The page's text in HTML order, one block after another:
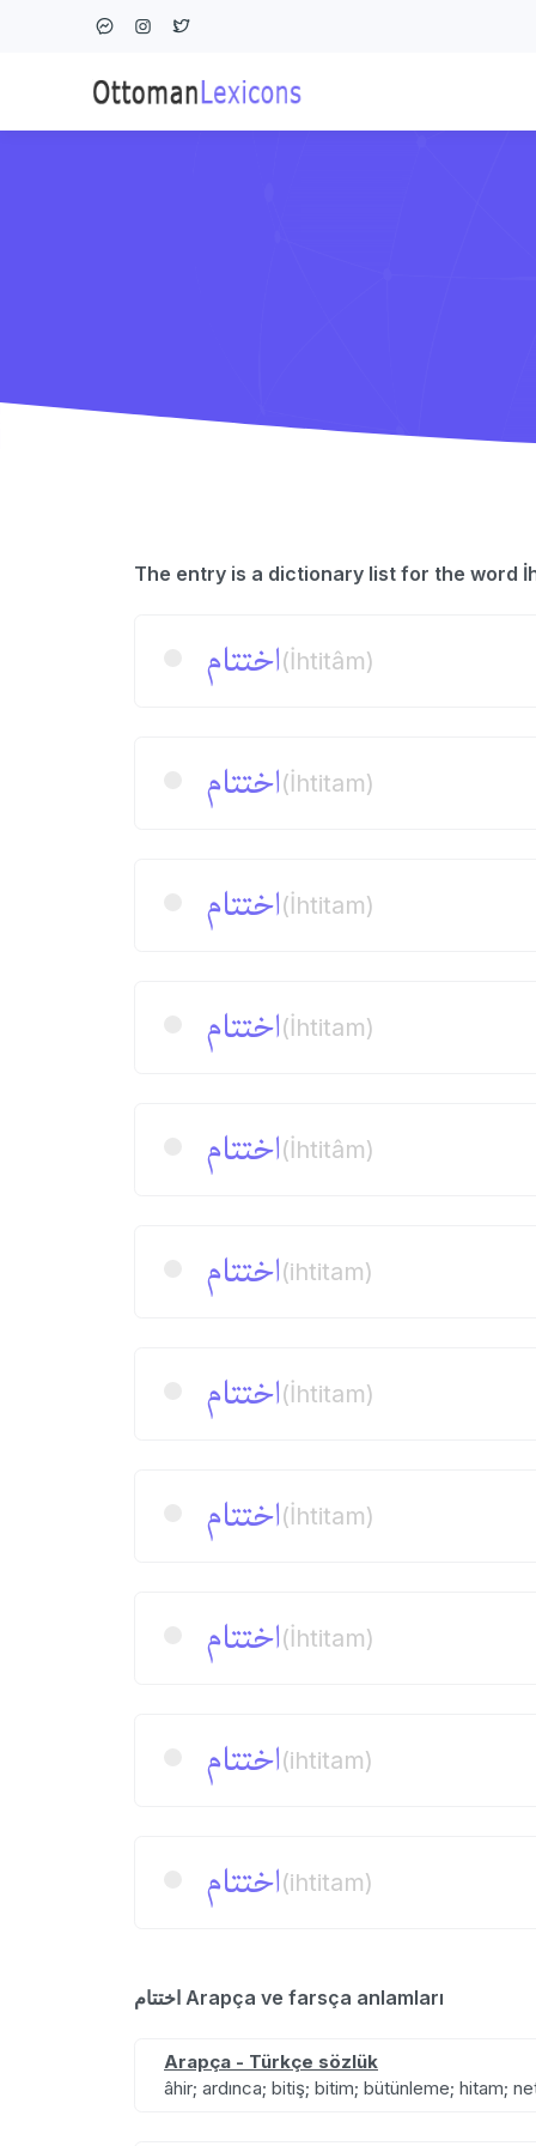
اختتام(İhtitâm)
اختتام(İhtitam)
اختتام(İhtitam)
اختتام(İhtitam)
اختتام(İhtitâm)
اختتام(ihtitam)
اختتام(İhtitam)
اختتام(İhtitam)
اختتام(İhtitam)
اختتام(ihtitam)
اختتام(ihtitam)
اختتام Arapça ve farsça anlamları
Arapça - Türkçe sözlük
âhir; ardınca; bitiş; bitim; bütünleme; hitam;